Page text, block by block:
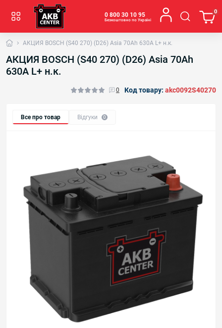
0 800 30 10 95
Безкоштовно по Україні
0
АКЦИЯ BOSCH (S40 270) (D26) Asia 70Ah 630A L+ н.к.
АКЦИЯ BOSCH (S40 270) (D26) Asia 70Ah
630A L+ н.к.
0 Код товару: akс0092S40270
Все про товар Відгуки 0